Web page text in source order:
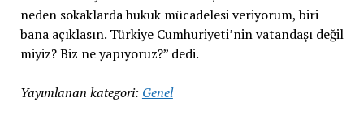
neden sokaklarda hukuk mücadelesi veriyorum, biri
bana açıklasın. Türkiye Cumhuriyeti’nin vatandaşı değil
miyiz? Biz ne yapıyoruz?” dedi.
Yayımlanan kategori: Genel